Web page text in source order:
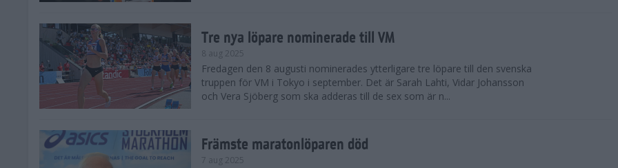
Tre nya löpare nominerade till VM
8 aug 2025
Fredagen den 8 augusti nominerades ytterligare tre löpare till den svenska
truppen för VM i Tokyo i september. Det är Sarah Lahti, Vidar Johansson
och Vera Sjöberg som ska adderas till de sex som är n...
Främste maratonlöparen död
7 aug 2025